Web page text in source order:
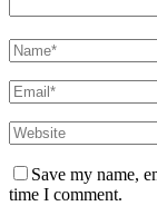
Save my name,
time I comment.